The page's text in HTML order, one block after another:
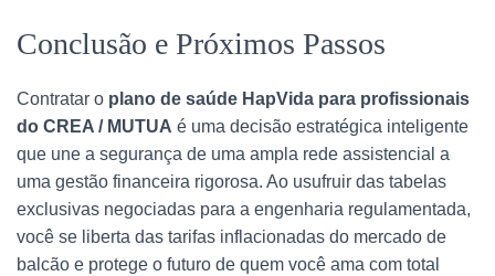
Conclusão e Próximos Passos
Contratar o plano de saúde HapVida para profissionais
do CREA / MUTUA é uma decisão estratégica inteligente
que une a segurança de uma ampla rede assistencial a
uma gestão financeira rigorosa. Ao usufruir das tabelas
exclusivas negociadas para a engenharia regulamentada,
você se liberta das tarifas inflacionadas do mercado de
balcão e protege o futuro de quem você ama com total